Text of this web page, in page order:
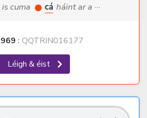
is cuma cá háint ar a ···
: QQTRIN016177
Léigh & éist